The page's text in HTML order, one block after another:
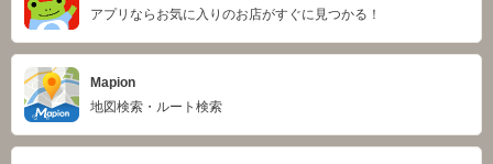
アプリならお気に入りのお店がすぐに見つかる！
Mapion
地図検索・ルート検索